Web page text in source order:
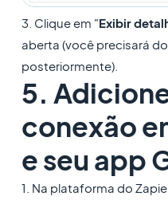
3. Clique em "Exibir
aberta (você precisará
posteriormente).
5.
conexão
e seu app
1. Na plataforma do